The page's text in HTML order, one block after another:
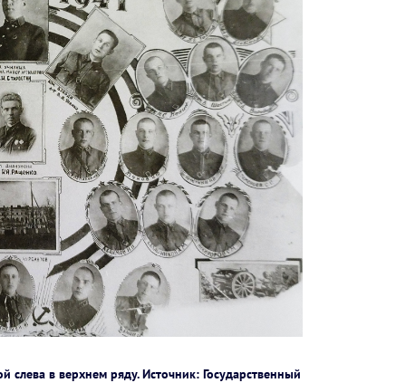
слева в верхнем ряду. Источник: Государственный